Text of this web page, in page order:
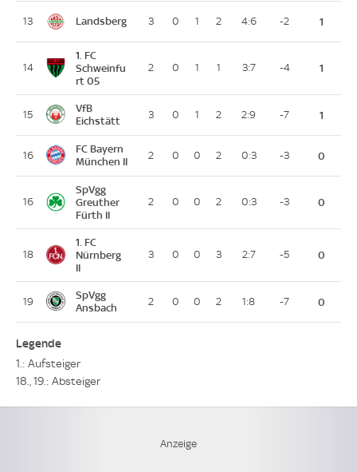
13 Landsberg 3 0 1 2 4:6 -2 1
14
1. FC
Schweinfu
rt 05
2 0 1 1 3:7 -4 1
15
VfB
Eichstätt
3 0 1 2 2:9 -7 1
16
FC Bayern
München II
2 0 0 2 0:3 -3 0
16
SpVgg
Greuther
Fürth II
2 0 0 2 0:3 -3 0
18
1. FC
Nürnberg
II
3 0 0 3 2:7 -5 0
19
SpVgg
Ansbach
2 0 0 2 1:8 -7 0
Legende
1.: Aufsteiger
18., 19.: Absteiger